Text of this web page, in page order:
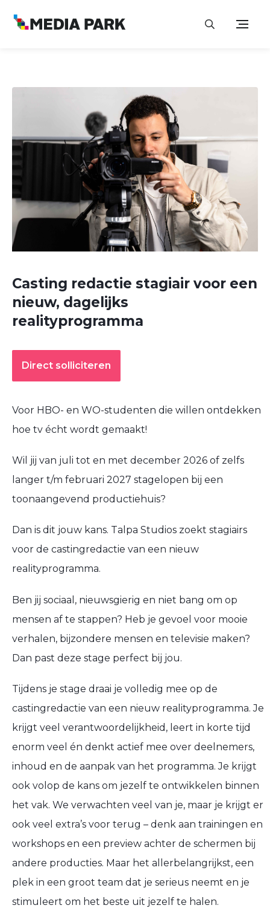
Casting redactie stagiair voor een
nieuw, dagelijks
realityprogramma
Direct solliciteren
Voor HBO- en WO-studenten die willen ontdekken
hoe tv écht wordt gemaakt!
Wil jij van juli tot en met december 2026 of zelfs
langer t/m februari 2027 stagelopen bij een
toonaangevend productiehuis?
Dan is dit jouw kans. Talpa Studios zoekt stagiairs
voor de castingredactie van een nieuw
realityprogramma.
Ben jij sociaal, nieuwsgierig en niet bang om op
mensen af te stappen? Heb je gevoel voor mooie
verhalen, bijzondere mensen en televisie maken?
Dan past deze stage perfect bij jou.
Tijdens je stage draai je volledig mee op de
castingredactie van een nieuw realityprogramma. Je
krijgt veel verantwoordelijkheid, leert in korte tijd
enorm veel én denkt actief mee over deelnemers,
inhoud en de aanpak van het programma. Je krijgt
ook volop de kans om jezelf te ontwikkelen binnen
het vak. We verwachten veel van je, maar je krijgt er
ook veel extra’s voor terug – denk aan trainingen en
workshops en een preview achter de schermen bij
andere producties. Maar het allerbelangrijkst, een
plek in een groot team dat je serieus neemt en je
stimuleert om het beste uit jezelf te halen.